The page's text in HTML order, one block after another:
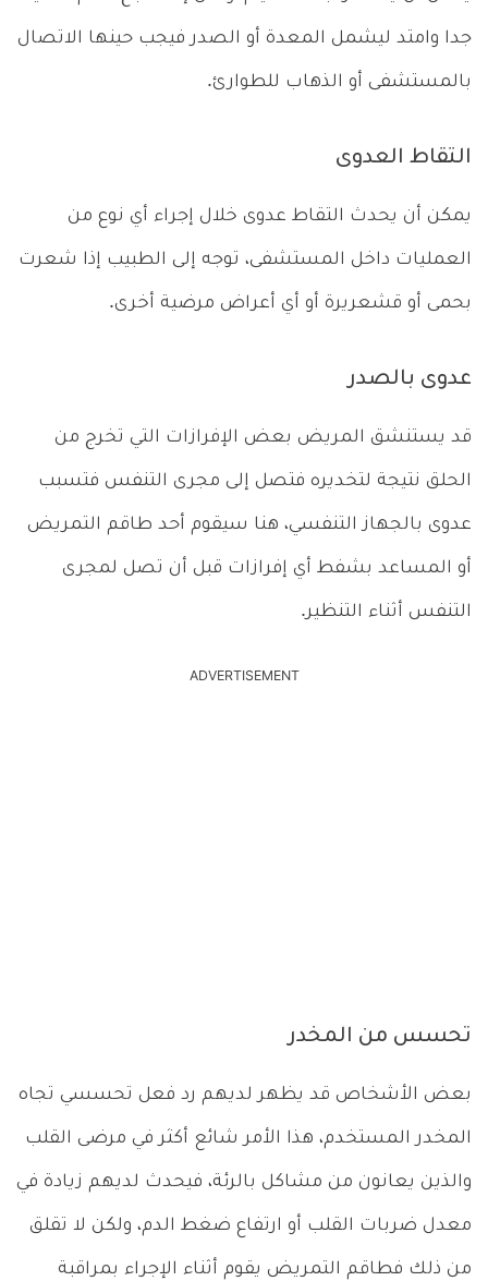
جدا وامتد ليشمل المعدة أو الصدر فيجب حينها الاتصال
بالمستشفى أو الذهاب للطوارئ.
التقاط العدوى
يمكن أن يحدث التقاط عدوى خلال إجراء أي نوع من
العمليات داخل المستشفى، توجه إلى الطبيب إذا شعرت
بحمى أو قشعريرة أو أي أعراض مرضية أخرى.
عدوى بالصدر
قد يستنشق المريض بعض الإفرازات التي تخرج من
الحلق نتيجة لتخديره فتصل إلى مجرى التنفس فتسبب
عدوى بالجهاز التنفسي، هنا سيقوم أحد طاقم التمريض
أو المساعد بشفط أي إفرازات قبل أن تصل لمجرى
التنفس أثناء التنظير.
ADVERTISEMENT
تحسس من المخدر
بعض الأشخاص قد يظهر لديهم رد فعل تحسسي تجاه
المخدر المستخدم، هذا الأمر شائع أكثر في مرضى القلب
والذين يعانون من مشاكل بالرئة، فيحدث لديهم زيادة في
معدل ضربات القلب أو ارتفاع ضغط الدم، ولكن لا تقلق
من ذلك فطاقم التمريض يقوم أثناء الإجراء بمراقبة